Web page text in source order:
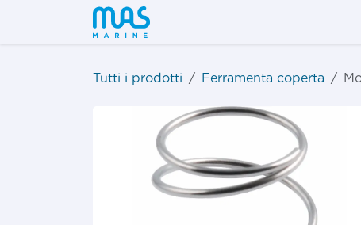
Passa al contenuto
Tutti i prodotti Ferramenta coperta